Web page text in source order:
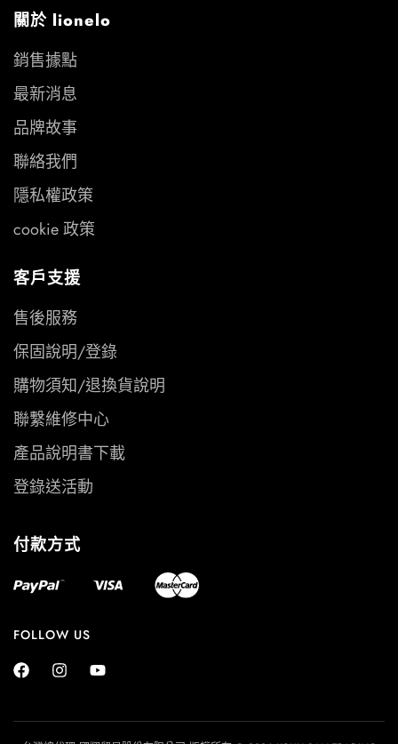
關於 lionelo
銷售據點
最新消息
品牌故事
聯絡我們
隱私權政策
cookie 政策
客戶支援
售後服務
保固說明/登錄
購物須知/退換貨說明
聯繫維修中心
產品說明書下載
登錄送活動
付款方式
FOLLOW US